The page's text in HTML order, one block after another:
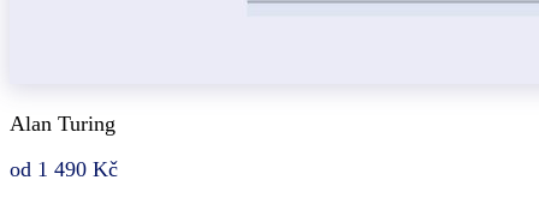
Alan Turing
od 1 490 Kč